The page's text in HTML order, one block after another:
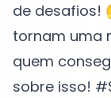
de desafios!
tornam uma
quem
sobre isso!